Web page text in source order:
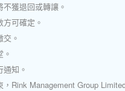
獲退回或轉讓。
可確定。
。
知。
Rink Management Group